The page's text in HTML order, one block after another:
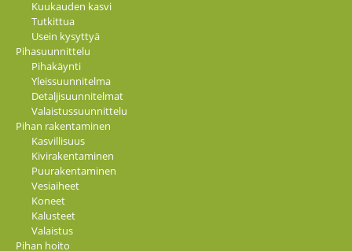
Kuukauden kasvi
Tutkittua
Usein kysyttyä
Pihasuunnittelu
Pihakäynti
Yleissuunnitelma
Detaljisuunnitelmat
Valaistussuunnittelu
Pihan rakentaminen
Kasvillisuus
Kivirakentaminen
Puurakentaminen
Vesiaiheet
Koneet
Kalusteet
Valaistus
Pihan hoito